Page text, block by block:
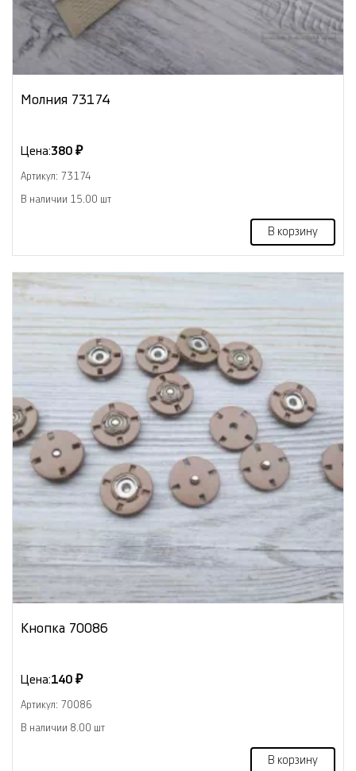
Молния 73174
Цена:380 ₽
Артикул: 73174
В наличии 15.00 шт
В корзину
Кнопка 70086
Цена:140 ₽
Артикул: 70086
В наличии 8.00 шт
В корзину